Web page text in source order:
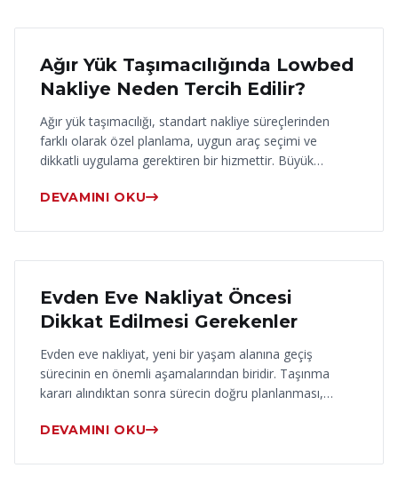
17 Haziran 2026
Ağır Yük Taşımacılığında Lowbed
Nakliye Neden Tercih Edilir?
Ağır yük taşımacılığı, standart nakliye süreçlerinden
farklı olarak özel planlama, uygun araç seçimi ve
dikkatli uygulama gerektiren bir hizmettir. Büyük…
DEVAMINI OKU
16 Haziran 2026
Evden Eve Nakliyat Öncesi
Dikkat Edilmesi Gerekenler
Evden eve nakliyat, yeni bir yaşam alanına geçiş
sürecinin en önemli aşamalarından biridir. Taşınma
kararı alındıktan sonra sürecin doğru planlanması,…
DEVAMINI OKU